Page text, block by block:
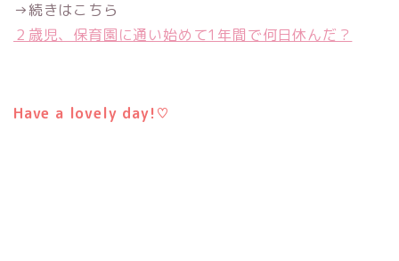
→続きはこちら
２歳児、保育園に通い始めて1年間で何日休んだ？
Have a lovely day!♡